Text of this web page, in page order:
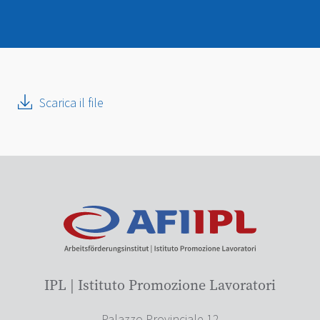
Scarica il file
IPL | Istituto Promozione Lavoratori